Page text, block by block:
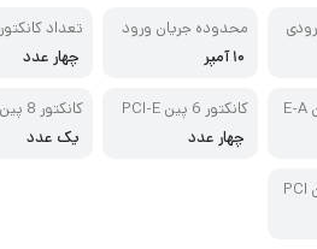
محدوده جریان ورود
ی۱۰ آمپر
ATX
چهار عدد
کانکتور 4+4 پین E-A
کانکتور 6 پین PCI-E
چهار عدد
کانکتور 8 پین PCI-E
یک عدد
کانکتور 2+6 پین PCI